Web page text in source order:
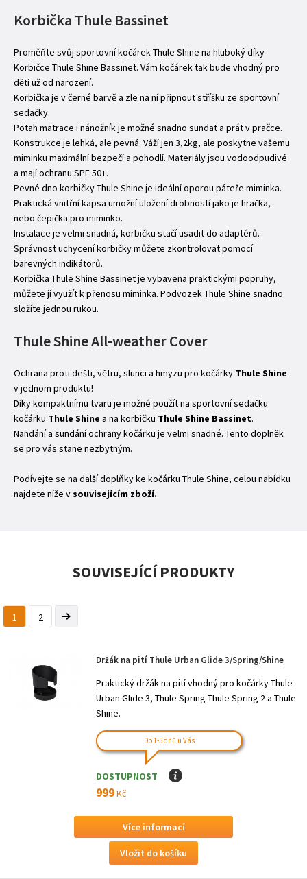
Korbička Thule Bassinet
Proměňte svůj sportovní kočárek Thule Shine na hluboký díky
Korbičce Thule Shine Bassinet. Vám kočárek tak bude vhodný pro
děti už od narození.
Korbička je v černé barvě a zle na ní připnout stříšku ze sportovní
sedačky.
Potah matrace i nánožník je možné snadno sundat a prát v pračce.
Konstrukce je lehká, ale pevná. Váží jen 3,2kg, ale poskytne vašemu
miminku maximální bezpečí a pohodlí. Materiály jsou vodoodpudivé
a mají ochranu SPF 50+.
Pevné dno korbičky Thule Shine je ideální oporou páteře miminka.
Praktická vnitřní kapsa umožní uložení drobností jako je hračka,
nebo čepička pro miminko.
Instalace je velmi snadná, korbičku stačí usadit do adaptérů.
Správnost uchycení korbičky můžete zkontrolovat pomocí
barevných indikátorů.
Korbička Thule Shine Bassinet je vybavena praktickými popruhy,
můžete jí využít k přenosu miminka. Podvozek Thule Shine snadno
složíte jednou rukou.
Thule Shine All-weather Cover
Ochrana proti dešti, větru, slunci a hmyzu pro kočárky Thule Shine
v jednom produktu!
Díky kompaktnímu tvaru je možné použít na sportovní sedačku
kočárku Thule Shine a na korbičku Thule Shine Bassinet.
Nandání a sundání ochrany kočárku je velmi snadné. Tento doplněk
se pro vás stane nezbytným.
Podívejte se na další doplňky ke kočárku Thule Shine, celou nabídku
najdete níže vsouvisejícím zboží.
SOUVISEJÍCÍ PRODUKTY
1 2
Držák na pití Thule Urban Glide 3/Spring/Shine
Praktický držák na pití vhodný pro kočárky Thule
Urban Glide 3, Thule Spring Thule Spring 2 a Thule
Shine.
Do 1-5 dnů u Vás
DOSTUPNOST I
999Kč
Více informací